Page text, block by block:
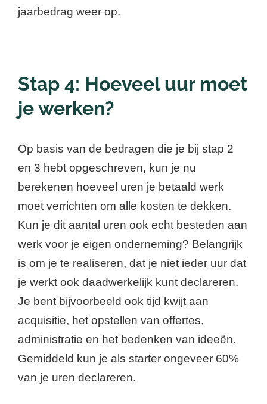
jaarbedrag weer op.
Stap 4: Hoeveel uur moet
je werken?
Op basis van de bedragen die je bij stap 2
en 3 hebt opgeschreven, kun je nu
berekenen hoeveel uren je betaald werk
moet verrichten om alle kosten te dekken.
Kun je dit aantal uren ook echt besteden aan
werk voor je eigen onderneming? Belangrijk
is om je te realiseren, dat je niet ieder uur dat
je werkt ook daadwerkelijk kunt declareren.
Je bent bijvoorbeeld ook tijd kwijt aan
acquisitie, het opstellen van offertes,
administratie en het bedenken van ideeën.
Gemiddeld kun je als starter ongeveer 60%
van je uren declareren.